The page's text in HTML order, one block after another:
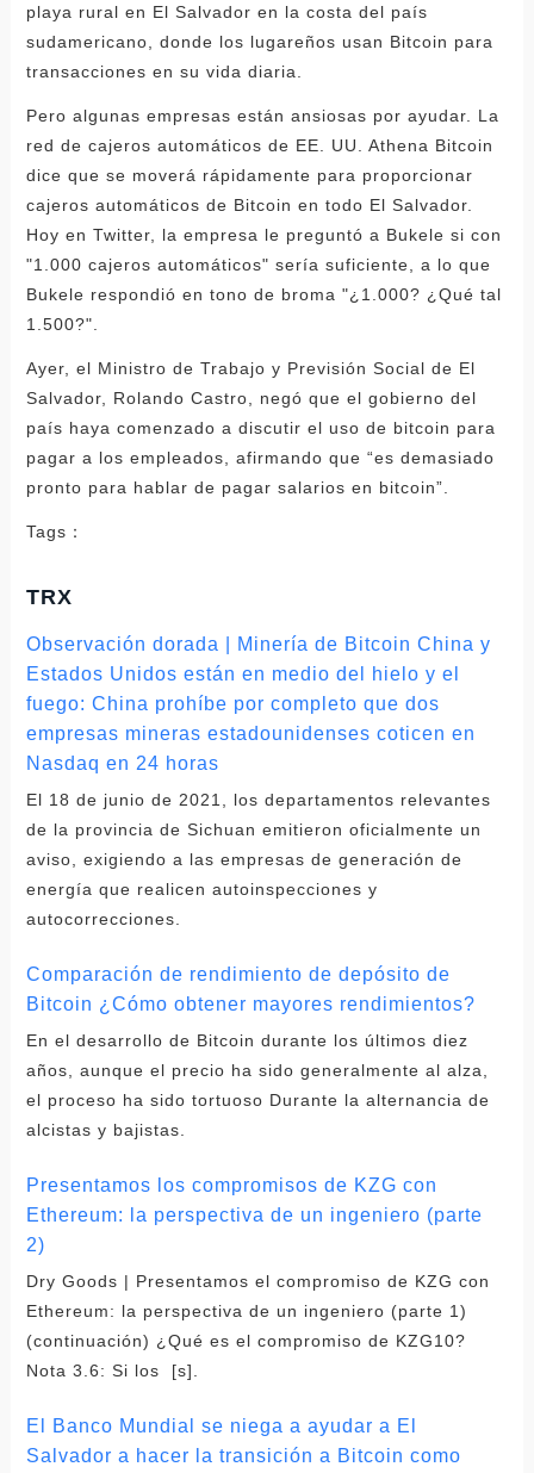
playa rural en El Salvador en la costa del país
sudamericano, donde los lugareños usan Bitcoin para
transacciones en su vida diaria.
Pero algunas empresas están ansiosas por ayudar. La
red de cajeros automáticos de EE. UU. Athena Bitcoin
dice que se moverá rápidamente para proporcionar
cajeros automáticos de Bitcoin en todo El Salvador.
Hoy en Twitter, la empresa le preguntó a Bukele si con
"1.000 cajeros automáticos" sería suficiente, a lo que
Bukele respondió en tono de broma "¿1.000? ¿Qué tal
1.500?".
Ayer, el Ministro de Trabajo y Previsión Social de El
Salvador, Rolando Castro, negó que el gobierno del
país haya comenzado a discutir el uso de bitcoin para
pagar a los empleados, afirmando que “es demasiado
pronto para hablar de pagar salarios en bitcoin”.
Tags：
TRX
Observación dorada | Minería de Bitcoin China y
Estados Unidos están en medio del hielo y el
fuego: China prohíbe por completo que dos
empresas mineras estadounidenses coticen en
Nasdaq en 24 horas
El 18 de junio de 2021, los departamentos relevantes
de la provincia de Sichuan emitieron oficialmente un
aviso, exigiendo a las empresas de generación de
energía que realicen autoinspecciones y
autocorrecciones.
Comparación de rendimiento de depósito de
Bitcoin ¿Cómo obtener mayores rendimientos?
En el desarrollo de Bitcoin durante los últimos diez
años, aunque el precio ha sido generalmente al alza,
el proceso ha sido tortuoso Durante la alternancia de
alcistas y bajistas.
Presentamos los compromisos de KZG con
Ethereum: la perspectiva de un ingeniero (parte
2)
Dry Goods | Presentamos el compromiso de KZG con
Ethereum: la perspectiva de un ingeniero (parte 1)
(continuación) ¿Qué es el compromiso de KZG10?
Nota 3.6: Si los [s].
El Banco Mundial se niega a ayudar a El
Salvador a hacer la transición a Bitcoin como